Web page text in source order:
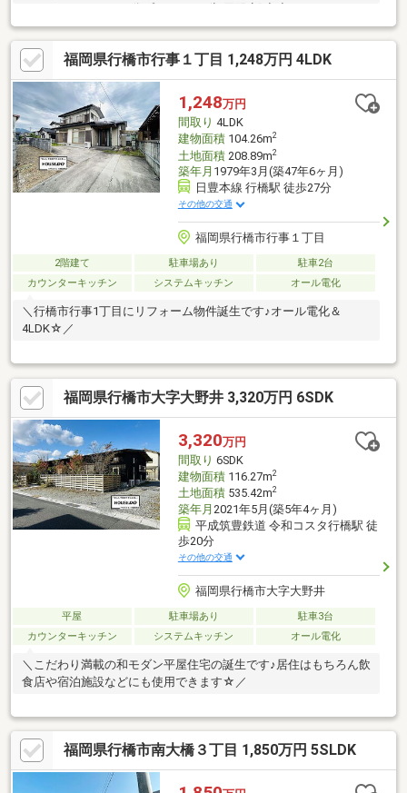
QUOカード5、000円分プレゼント♪(初回限定)◇◆
福岡県行橋市行事１丁目 1,248万円 4LDK
1,248万円
間取り 4LDK
建物面積104.26m2
土地面積208.89m2
築年月 1979年3月(築47年6ヶ月)
日豊本線 行橋駅 徒歩27分
その他の交通
福岡県行橋市行事１丁目
2階建て 駐車場あり
駐車2台
カウンターキッチン
システムキッチン オール電化
＼行橋市行事1丁目にリフォーム物件誕生です♪オール電化＆
4LDK☆／
福岡県行橋市大字大野井 3,320万円 6SDK
3,320万円
間取り 6SDK
建物面積116.27m2
土地面積535.42m2
築年月 2021年5月(築5年4ヶ月)
平成筑豊鉄道 令和コスタ行橋駅 徒
歩20分
その他の交通
福岡県行橋市大字大野井
平屋 駐車場あり
駐車3台
カウンターキッチン
システムキッチン オール電化
＼こだわり満載の和モダン平屋住宅の誕生です♪居住はもちろん飲
食店や宿泊施設などにも使用できます☆／
福岡県行橋市南大橋３丁目 1,850万円 5SLDK